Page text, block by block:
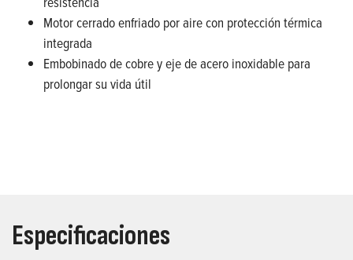
Motor cerrado enfriado por aire con protección térmica
integrada
Embobinado de cobre y eje de acero inoxidable para
prolongar su vida útil
Especificaciones